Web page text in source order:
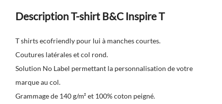
Description T-shirt B&C Inspire T
T shirts ecofriendly pour lui à manches courtes.
Coutures latérales et col rond.
Solution No Label permettant la personnalisation de votre
marque au col.
Grammage de 140 g/m² et 100% coton peigné.